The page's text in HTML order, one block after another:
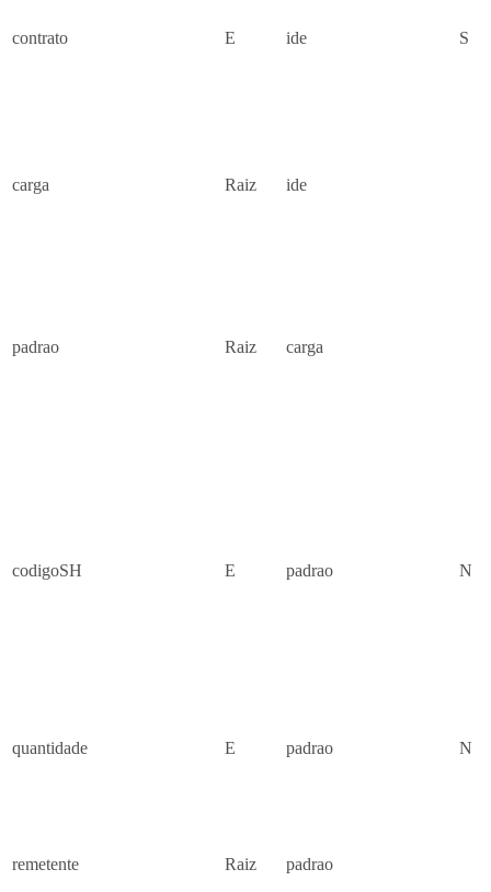
contrato E ide S
carga Raiz ide
padrao Raiz carga
codigoSH E padrao N
quantidade E padrao N
remetente Raiz padrao